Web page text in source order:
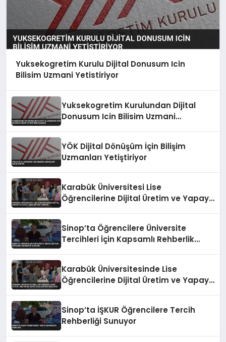
Yuksekogretim Kurulu Dijital Donusum Icin
Bilisim Uzmani Yetistiriyor
Yuksekogretim Kurulundan Dijital
Donusum Icin Bilisim Uzmani
YÖK Dijital Dönüşüm İçin Bilişim
Uzmanları Yetiştiriyor
Karabük Üniversitesi Lise
Öğrencilerine Dijital Üretim ve Yapay
Sinop’ta Öğrencilere Üniversite
Tercihleri İçin Kapsamlı Rehberlik
Karabük Üniversitesinde Lise
Öğrencilerine Dijital Üretim ve Yapay
Sinop’ta İŞKUR Öğrencilere Tercih
Rehberliği Sunuyor